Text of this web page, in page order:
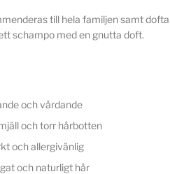
till hela familjen samt
schampo med en gnutta doft.
och vårdande
och torr hårbotten
och allergivänlig
och naturligt hår